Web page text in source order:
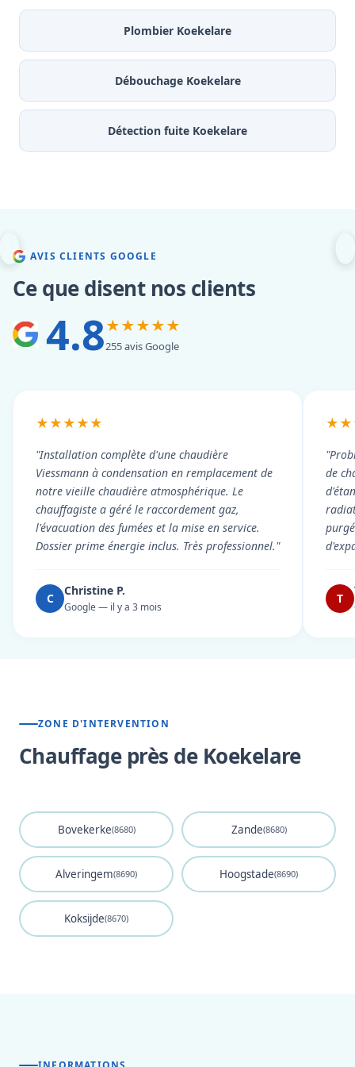
Plombier Koekelare
Débouchage Koekelare
Détection fuite Koekelare
AVIS CLIENTS GOOGLE
Ce que disent nos clients
4.8★★★★★
255 avis Google
★★★★★
"Installation complète d'une chaudière
Viessmann à condensation en remplacement de
notre vieille chaudière atmosphérique. Le
chauffagiste a géré le raccordement gaz,
l'évacuation des fumées et la mise en service.
Dossier prime énergie inclus. Très professionnel."
C
Christine P.
Google — il y a 3 mois
de
T
ZONE D'INTERVENTION
Chauffage près de Koekelare
Bovekerke(8680) Zande(8680)
Alveringem(8690) Hoogstade(8690)
Koksijde(8670)